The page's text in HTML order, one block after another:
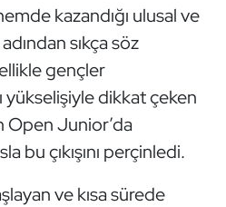
kazandığı ulusal ve
sıkça söz
gençler
yükselişiyle dikkat çeken
Open Junior’da
bu çıkışını perçinledi.
ve kısa sürede